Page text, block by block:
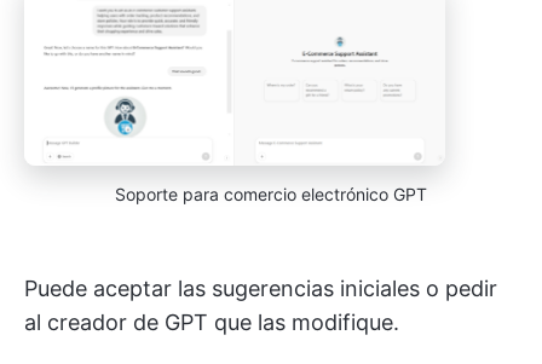
Soporte para comercio electrónico GPT
Puede aceptar las sugerencias iniciales o pedir
al creador de GPT que las modifique.